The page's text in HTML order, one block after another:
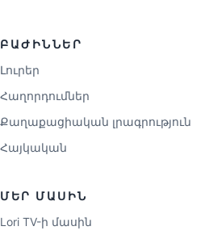
ԲԱԺԻՆՆԵՐ
Լուրեր
Հաղորդումներ
Քաղաքացիական լրագրություն
Հայկական
ՄԵՐ ՄԱՍԻՆ
Lori TV-ի մասին